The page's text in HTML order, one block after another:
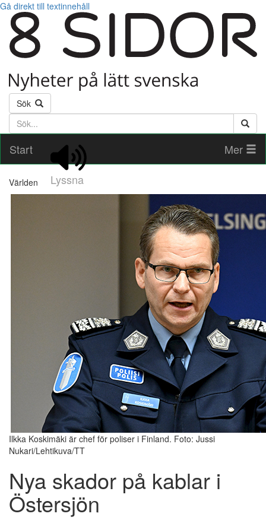
Gå direkt till textinnehåll
Sök
Söktext
Start
Lyssna
Mer
Världen
Ilkka Koskimäki är chef för poliser i Finland. Foto: Jussi
Nukari/Lehtikuva/TT
Nya skador på kablar i
Östersjön